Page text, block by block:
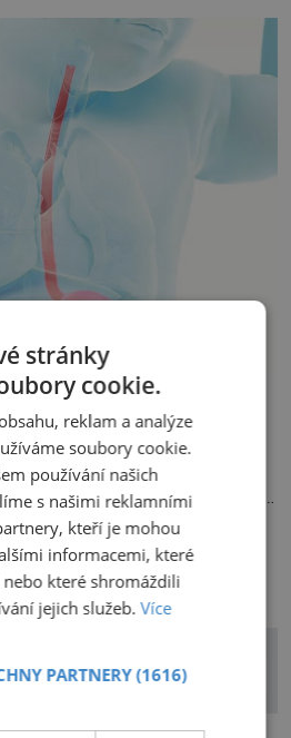
se pronikavá bolest, která
umělý jícen
vrozenou vadou jícnu,
náročných operací a dlouhé
Britští vědci nyní představili
mohla nabídnout jiné řešení.
vypěstovat funkční náhradu
obstála v testech na zvířatech.
spojující […]
Z RUBRIKY
reklama
stránky
cookie.
reklam a analýze
soubory cookie.
používání našich
s našimi reklamními
kteří je mohou
informacemi, které
které shromáždili
jejich služeb.Více
PARTNERY(1616)